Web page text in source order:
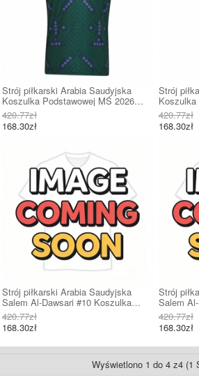
Strój piłkarski Arabia Saudyjska
Koszulka Podstawowej MŚ 2026
Krótki Rękaw
420.77zł
168.30zł
Strój
Krótki
420.77zł
168.30zł
Strój piłkarski Arabia Saudyjska
Salem Al-Dawsari #10 Koszulka
Podstawowej MŚ 2026 Krótki Rękaw
420.77zł
168.30zł
Strój
Salem
420.77zł
168.30zł
Wyświetlono 1 do 4 z4 (1